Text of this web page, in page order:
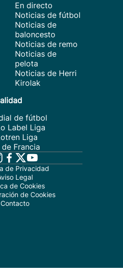
En directo
Noticias de fútbol
Noticias de
baloncesto
Noticias de remo
Noticias de
pelota
Noticias de Herri
Kirolak
de fútbol
Label Liga
Liga
Francia
de Privacidad
Legal
de Cookies
de Cookies
Contacto